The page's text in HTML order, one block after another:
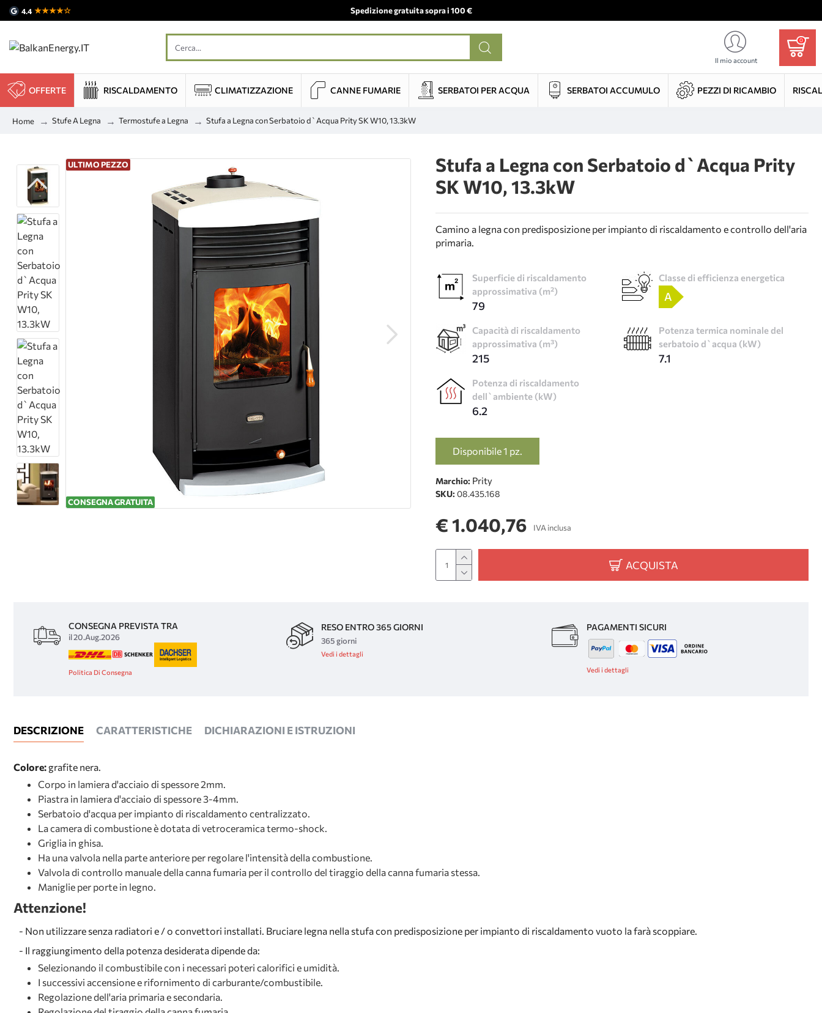
4.4 ★★★★☆ Spedizione gratuita sopra i 100 €
Il mio account
0
OFFERTE RISCALDAMENTO CLIMATIZZAZIONE CANNE FUMARIE SERBATOI PER ACQUA SERBATOI ACCUMULO PEZZI DI RICAMBIO
Home Stufe A Legna Termostufe a Legna Stufa a Legna con Serbatoio d`Acqua Prity SK W10, 13.3kW
ULTIMO PEZZO
CONSEGNA GRATUITA
Stufa a Legna con Serbatoio d`Acqua Prity
SK W10, 13.3kW
Camino a legna con predisposizione per impianto di riscaldamento e controllo dell'aria
primaria.
Superficie di riscaldamento
approssimativa (m²)
79
Classe di efficienza energetica
A
Capacità di riscaldamento
approssimativa (m³)
215
Potenza termica nominale del
serbatoio d`acqua (kW)
7.1
Potenza di riscaldamento
dell`ambiente (kW)
6.2
Disponibile 1 pz.
Marchio: Prity
SKU: 08.435.168
€ 1.040,76 IVA inclusa
ACQUISTA
CONSEGNA PREVISTA TRA
il 20.Aug.2026
Politica Di Consegna
RESO ENTRO 365 GIORNI
365 giorni
Vedi i dettagli
PAGAMENTI SICURI
Vedi i dettagli
DESCRIZIONE CARATTERISTICHE DICHIARAZIONI E ISTRUZIONI
Colore:grafite nera.
Corpo in lamiera d'acciaio di spessore 2mm.
Piastra in lamiera d'acciaio di spessore 3-4mm.
Serbatoio d'acqua per impianto di riscaldamento centralizzato.
La camera di combustione è dotata di vetroceramica termo-shock.
Griglia in ghisa.
Ha una valvola nella parte anteriore per regolare l'intensità della combustione.
Valvola di controllo manuale della canna fumaria per il controllo del tiraggio della canna fumaria stessa.
Maniglie per porte in legno.
Attenzione!
- Non utilizzare senza radiatori e / o convettori installati. Bruciare legna nella stufa con predisposizione per impianto di riscaldamento vuoto la farà scoppiare.
- Il raggiungimento della potenza desiderata dipende da:
Selezionando il combustibile con i necessari poteri calorifici e umidità.
I successivi accensione e rifornimento di carburante/combustibile.
Regolazione dell'aria primaria e secondaria.